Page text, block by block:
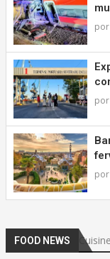
por
por
por
FOOD NEWS Cuisine